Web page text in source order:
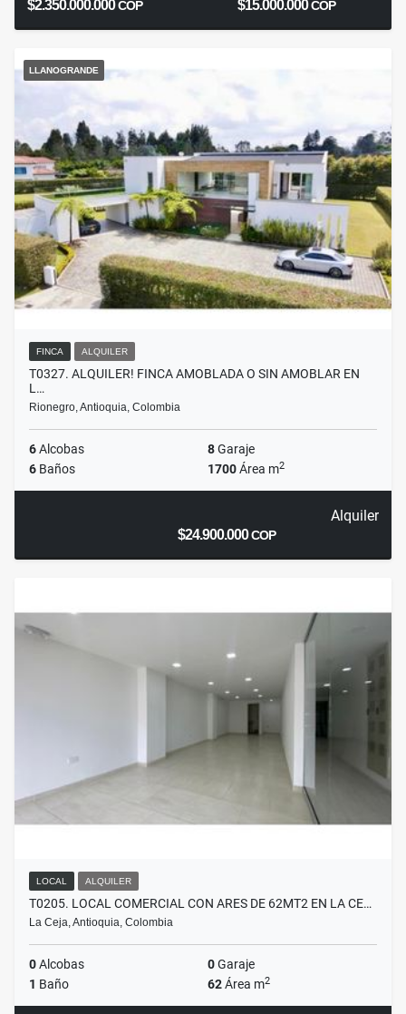
$2.350.000.000COP $15.000.000COP
LLANOGRANDE
FINCA ALQUILER
T0327. ALQUILER! FINCA AMOBLADA O SIN AMOBLAR EN
L…
Rionegro, Antioquia, Colombia
6Alcobas 8Garaje
6 Baños 1700Área m2
Alquiler
$24.900.000COP
LOCAL ALQUILER
T0205. LOCAL COMERCIAL CON ARES DE 62MT2 EN LA CE…
La Ceja, Antioquia, Colombia
0Alcobas 0Garaje
1 Baño 62Área m2